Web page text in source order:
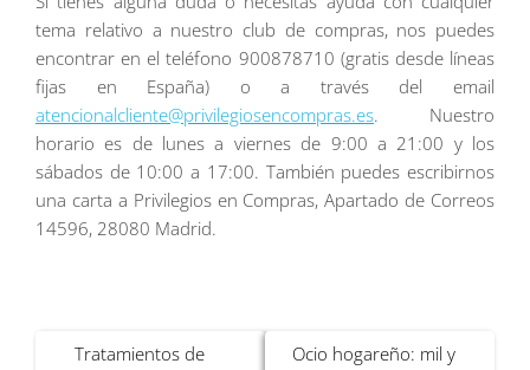
tema relativo a nuestro club de compras, nos puedes
encontrar en el teléfono 900878710 (gratis desde líneas
fijas en España) o a través del email
atencionalcliente@privilegiosencompras.es. Nuestro
horario es de lunes a viernes de 9:00 a 21:00 y los
sábados de 10:00 a 17:00. También puedes escribirnos
una carta a Privilegios en Compras, Apartado de Correos
14596, 28080 Madrid.
Navegación
Tratamientos de Ocio hogareño: mil y